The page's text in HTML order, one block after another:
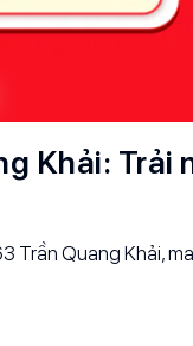
Khải: Trải
Trần Quang Khải,